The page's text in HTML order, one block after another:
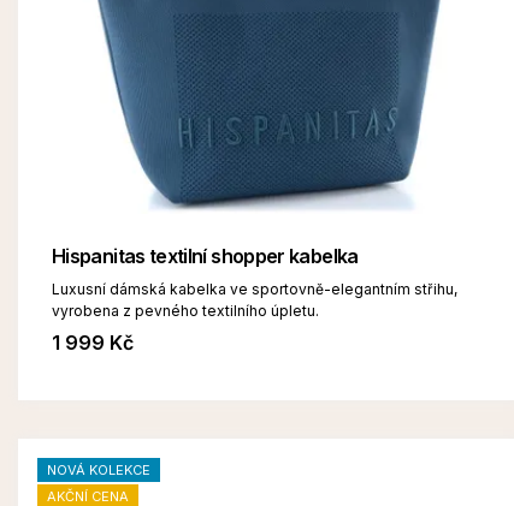
Hispanitas textilní shopper kabelka
Luxusní dámská kabelka ve sportovně-elegantním střihu,
vyrobena z pevného textilního úpletu.
1 999 Kč
NOVÁ KOLEKCE
AKČNÍ CENA